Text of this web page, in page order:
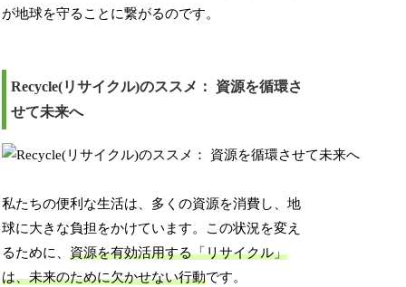
が地球を守ることに繋がるのです。
Recycle(リサイクル)のススメ： 資源を循環さ
せて未来へ
私たちの便利な生活は、多くの資源を消費し、地
球に大きな負担をかけています。この状況を変え
るために、資源を有効活用する「リサイクル」
は、未来のために欠かせない行動です。